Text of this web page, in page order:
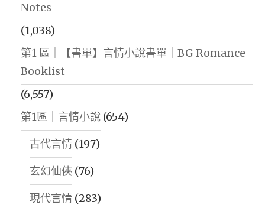
Notes
(1,038)
第1 區｜【書單】言情小說書單｜BG Romance
Booklist
(6,557)
第1區｜言情小說 (654)
古代言情 (197)
玄幻仙俠 (76)
現代言情 (283)